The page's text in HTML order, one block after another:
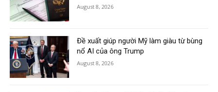
August 8, 2026
Đề xuất giúp người Mỹ làm giàu từ bùng
nổ AI của ông Trump
August 8, 2026